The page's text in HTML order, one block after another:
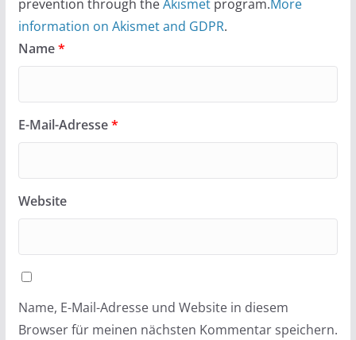
prevention through theAkismetprogram.More
information on Akismet and GDPR.
Name*
E-Mail-Adresse*
Website
Name, E-Mail-Adresse und Website in diesem
Browser für meinen nächsten Kommentar speichern.